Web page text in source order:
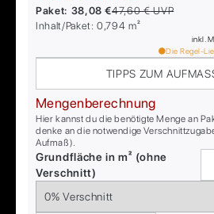
Paket: 38,08 €47,60 €UVP
Inhalt/Paket:0,794 m²
inkl.
Die Regel-
TIPPS ZUM
Mengenberechnung
Hier kannst du die benötigte Menge an
denke an die notwendige
Aufmaß).
Grundfläche in m² (ohne
Verschnitt)